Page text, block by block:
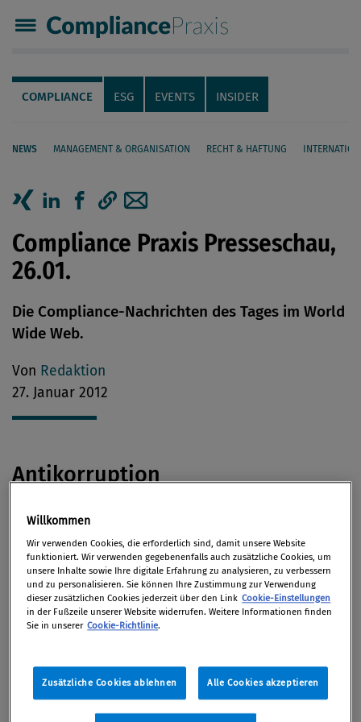
Compliance Praxis
Servicenavigation
Navigation
COMPLIANCE ESG EVENTS INSIDER
NEWS MANAGEMENT & ORGANISATION RECHT & HAFTUNG
Seiteninhalt
Artikel auf Xing teilen
Artikel auf linkedIn teilen
Artikel auf Facebook teilen
Artikellink kopieren
Artikel per Mail teilen
Compliance Praxis Presseschau,
26.01.
Die Compliance-Nachrichten des Tages im World
Wide Web.
Von Redaktion
27. Januar 2012
Antikorruption
Ab heute beginnt im
ersten Zeugeneinvernahmen die Aufarbeitung der
Causa Telekom.Untersucht wird unter anderem, ob
sich Politiker von der Telekom kaufen ließen. Mit
dem ehemaligen Kabinettschef Karin Gastingers
(BZÖ) ist nun auch ein Korruptionsbekämpfer ins
In einem Schwerpunkt zur
Korruptionsbekämpfung
untersucht die TageszeitungSüdkurier,
Willkommen
Wir verwenden Cookies, die erforderlich sind, damit unsere Website
funktioniert. Wir verwenden gegebenenfalls auch zusätzliche Cookies, um
unsere Inhalte sowie Ihre digitale Erfahrung zu analysieren, zu verbessern
und zu personalisieren. Sie können Ihre Zustimmung zur Verwendung
dieser zusätzlichen Cookies jederzeit über den Link Cookie-Einstellungen
in der Fußzeile unserer Website widerrufen. Weitere Informationen finden
Sie in unserer Cookie-Richtlinie.
Zusätzliche Cookies ablehnen Alle Cookies akzeptieren